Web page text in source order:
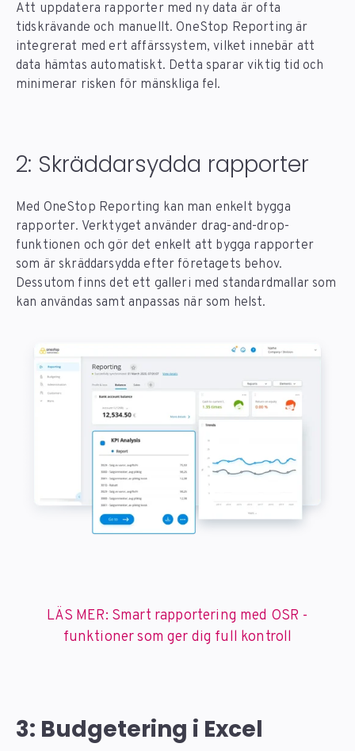
Att uppdatera rapporter med ny data är ofta
tidskrävande och manuellt. OneStop Reporting är
integrerat med ert affärssystem, vilket innebär att
data hämtas automatiskt. Detta sparar viktig tid och
minimerar risken för mänskliga fel.
2: Skräddarsydda rapporter
Med OneStop Reporting kan man enkelt bygga
rapporter. Verktyget använder drag-and-drop-
funktionen och gör det enkelt att bygga rapporter
som är skräddarsydda efter företagets behov.
Dessutom finns det ett galleri med standardmallar som
kan användas samt anpassas när som helst.
LÄS MER: Smart rapportering med OSR -
funktioner som ger dig full kontroll
3: Budgetering i Excel